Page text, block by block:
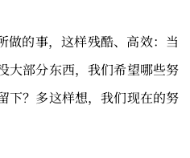
做的事，这样残酷、高效：当
大部分东西，我们希望哪些努
下？多这样想，我们现在的努